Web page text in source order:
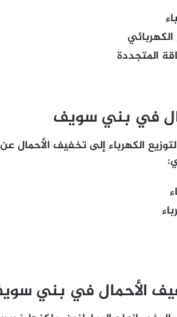
المتجددة
في بني سويف
الكهرباء إلى تخفيف الأحمال
الأحمال في بني